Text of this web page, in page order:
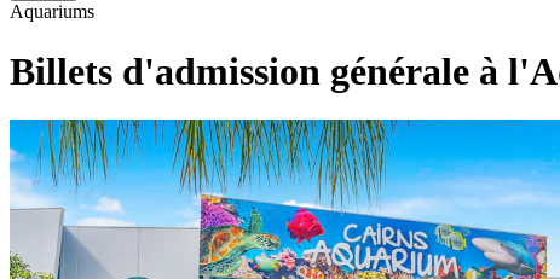
Aquariums
Billets d'admission générale à